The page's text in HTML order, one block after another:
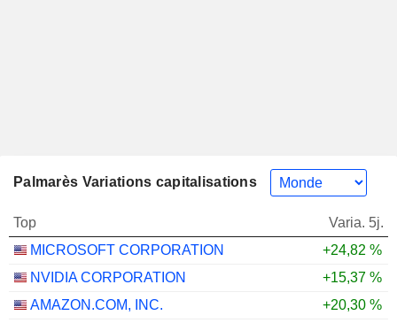
Palmarès Variations capitalisations
Top
Varia. 5j.
MICROSOFT CORPORATION
+24,82 %
NVIDIA CORPORATION
+15,37 %
AMAZON.COM, INC.
+20,30 %